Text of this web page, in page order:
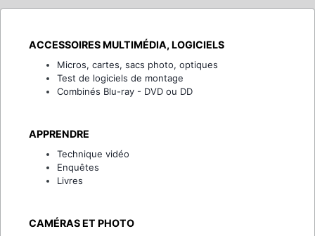
ACCESSOIRES MULTIMÉDIA, LOGICIELS
Micros, cartes, sacs photo, optiques
Test de logiciels de montage
Combinés Blu-ray - DVD ou DD
APPRENDRE
Technique vidéo
Enquêtes
Livres
CAMÉRAS ET PHOTO